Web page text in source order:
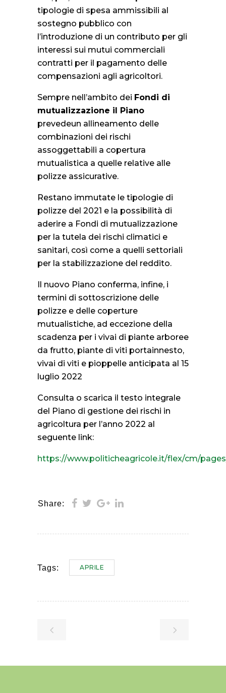
tipologie di spesa ammissibili al
sostegno pubblico con
l’introduzione di un contributo per gli
interessi sui mutui commerciali
contratti per il pagamento delle
compensazioni agli agricoltori.
Sempre nell’ambito dei Fondi di
mutualizzazione il Piano
prevedeun allineamento delle
combinazioni dei rischi
assoggettabili a copertura
mutualistica a quelle relative alle
polizze assicurative.
Restano immutate le tipologie di
polizze del 2021 e la possibilità di
aderire a Fondi di mutualizzazione
per la tutela dei rischi climatici e
sanitari, così come a quelli settoriali
per la stabilizzazione del reddito.
Il nuovo Piano conferma, infine, i
termini di sottoscrizione delle
polizze e delle coperture
mutualistiche, ad eccezione della
scadenza per i vivai di piante arboree
da frutto, piante di viti portainnesto,
vivai di viti e pioppelle anticipata al 15
luglio 2022
Consulta o scarica il testo integrale
del Piano di gestione dei rischi in
agricoltura per l’anno 2022 al
seguente link:
https://www.politicheagricole.it/flex/cm/
Share:
Tags: APRILE